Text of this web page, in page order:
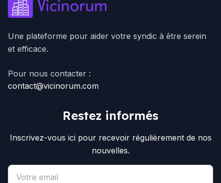
Une plateforme pour aider votre syndic à être serein
et efficace.
Pour nous contacter :
contact@vicinorum.com
Restez informés
Inscrivez-vous ici pour recevoir régulièrement de nos
nouvelles.
Email address